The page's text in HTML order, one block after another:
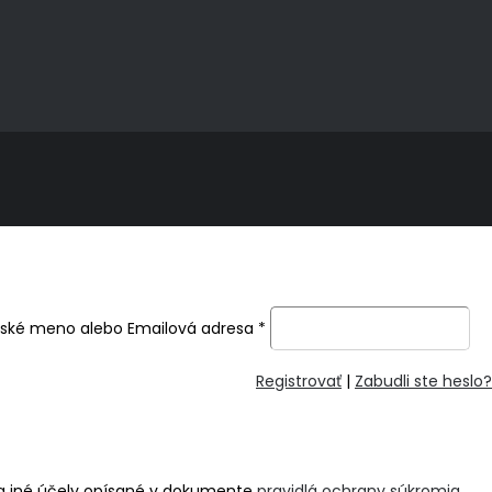
meno alebo Emailová adresa *
Registrovať | Zabudli ste heslo?